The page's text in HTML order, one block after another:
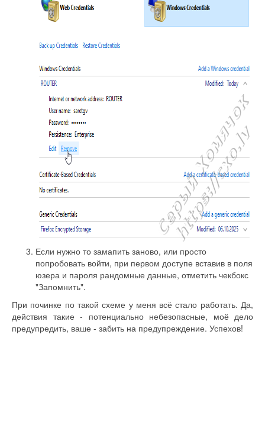
Если нужно то замапить заново, или просто
попробовать войти, при первом доступе вставив в поля
юзера и пароля рандомные данные, отметить чекбокс
"Запомнить".
При починке по такой схеме у меня всё стало работать. Да,
действия такие - потенциально небезопасные, моё дело
предупредить, ваше - забить на предупреждение. Успехов!